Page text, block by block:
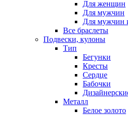
Для женщин
Для мужчин
Для мужчин
Все браслеты
Подвески, кулоны
Тип
Бегунки
Кресты
Сердце
Бабочки
Металл
Белое золото